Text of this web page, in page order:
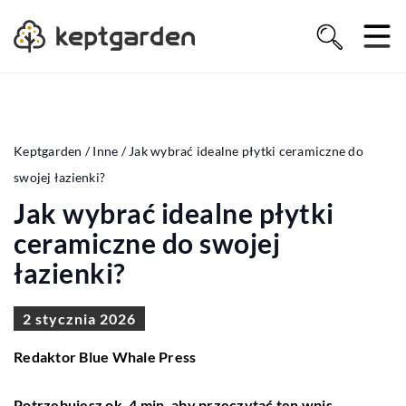
Keptgarden /Inne / Jak wybrać idealne płytki ceramiczne do
swojej łazienki?
Jak wybrać idealne płytki
ceramiczne do swojej
łazienki?
2 stycznia 2026
Redaktor Blue Whale Press